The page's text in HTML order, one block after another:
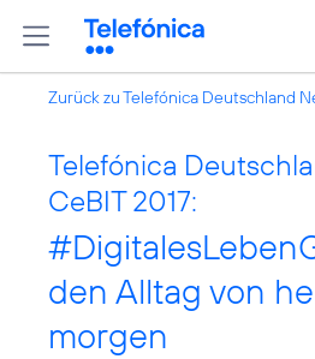
Zurück zu Telefónica Deutschland
Telefónica
CeBIT 2017:
den Alltag von
morgen